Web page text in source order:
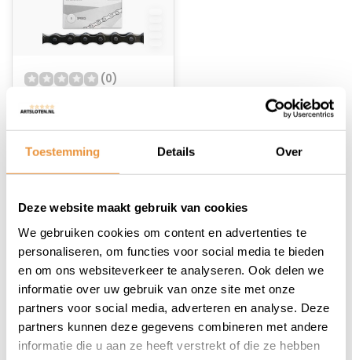
Toestemming Details Over
Deze website maakt gebruik van cookies
We gebruiken cookies om content en advertenties te
personaliseren, om functies voor social media te bieden
en om ons websiteverkeer te analyseren. Ook delen we
informatie over uw gebruik van onze site met onze
partners voor social media, adverteren en analyse. Deze
partners kunnen deze gegevens combineren met andere
informatie die u aan ze heeft verstrekt of die ze hebben
(0)
speed (1SP)
Niet op voorraad
1